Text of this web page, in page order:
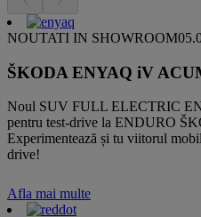
NOUTATI IN SHOWROOM
ŠKODA ENYAQ iV
Noul SUV FULL ELECTRIC
pentru test-drive la ENDURO
Experimentează și tu viitorul
drive!
Afla mai multe